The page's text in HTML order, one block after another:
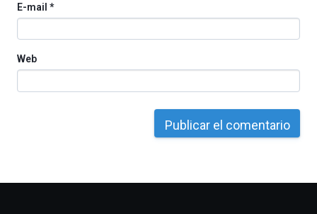
E-mail *
Web